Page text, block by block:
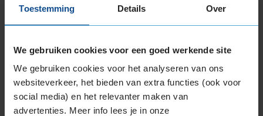
Toestemming Details Over
We gebruiken cookies voor een goed werkende site
We gebruiken cookies voor het analyseren van ons
websiteverkeer, het bieden van extra functies (ook voor
social media) en het relevanter maken van
advertenties. Meer info lees je in onze
265/60R18 110V
225/55R19 99V
235/50R19 103Y EXTRALOAD
235/50R19 99V
235/50R19 99W RUNFLAT